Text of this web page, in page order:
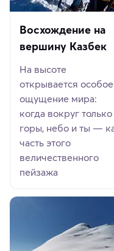
Восхождение на
вершину Казбек
На высоте
открывается особое
ощущение мира:
когда вокруг только
горы, небо и ты —
часть этого
величественного
пейзажа